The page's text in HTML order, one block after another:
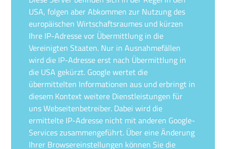
USA, folgen aber Abkommen zur Nutzung des
europäischen Wirtschaftsraumes und kürzen
Ihre IP-Adresse vor Übermittlung in die
Vereinigten Staaten. Nur in Ausnahmefällen
wird die IP-Adresse erst nach Übermittlung in
die USA gekürzt. Google wertet die
übermittelten Informationen aus und erbringt in
diesem Kontext weitere Dienstleistungen für
uns Webseitenbetreiber. Dabei wird die
ermittelte IP-Adresse nicht mit anderen Google-
Services zusammengeführt. Über eine Änderung
Ihrer Browsereinstellungen können Sie die